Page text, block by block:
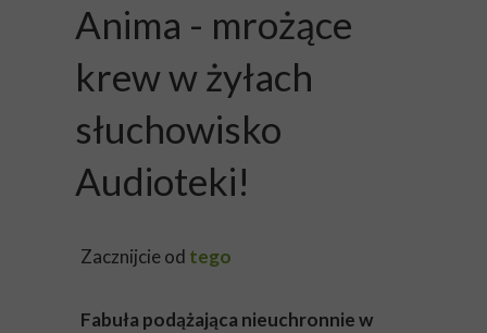
Anima - mrożące
krew w żyłach
słuchowisko
Audioteki!
Zacznijcie od tego
Fabuła podążająca nieuchronnie w